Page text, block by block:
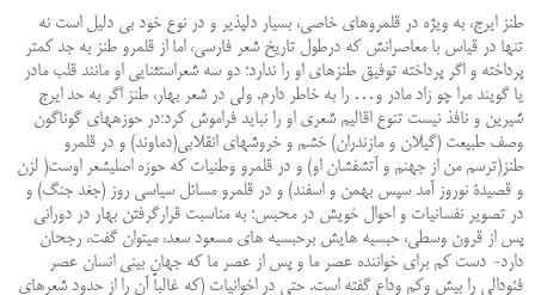
طنز ایرج، به ویژه در قلمروهای خاصی، بسیار دلپذیر و در نوع خود بی دلیل است نه
تنها در قیاس با معاصرانش که درطول تاریخ شعر فارسی، اما از قلمرو طنز به جد کمتر
پرداخته و اگر پرداخته توفیق طنزهای او را ندارد؛ دو سه شعراستثنایی او مانند قلب مادر
یا گویند مرا چو زاد مادر و… را به خاطر دارم. ولی در شعر بهار، طنز اگر به حد ایرج
شیرین و نافذ نیست تنوع اقالیم شعری او را نباید فراموش کرد:در حوزه‏های گوناگون
وصف طبیعت (گیلان و مازندران) خشم ‏و خروش‏های انقلابی(دماوند) و در قلمرو
طنز(ترسم من از جهنم و آتشفشان او) و در قلمرو وطنیات که حوزه اصلی‏شعر اوست( لزن
و قصیدۀ نوروز آمد سپس بهمن و اسفند) و در قلمرو مسائل سیاسی روز (جغد جنگ) و
در تصویر نفسانیات و احوال خویش در محبس؛ به مناسبت قرارگرفتن بهار در دورانی
پس از قرون وسطی، حبسیه هایش برحبسیه ‏های مسعود سعد، می‏توان گفت، رجحان
دارد- دست کم برای خواننده عصر ما و پس از عصر ما که جهان بینی انسان عصر
فئودالی را بیش وکم وداع گفته است. حتی در اخوانیات (که غالباً آن را از حدود شعرهای